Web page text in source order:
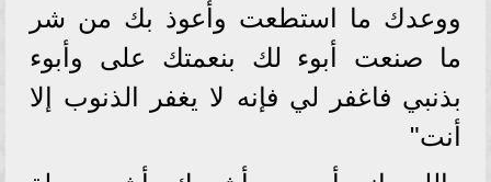
ووعدك ما استطعت وأعوذ بك من شر
ما صنعت أبوء لك بنعمتك على وأبوء
بذنبي فاغفر لي فإنه لا يغفر الذنوب إلا
أنت"